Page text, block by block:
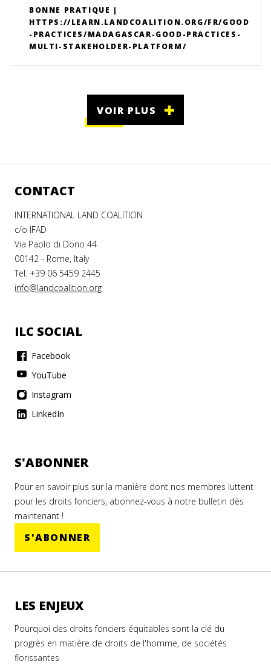
BONNE PRATIQUE |
HTTPS://LEARN.LANDCOALITION.ORG/FR/GOOD
-PRACTICES/MADAGASCAR-GOOD-PRACTICES-
MULTI-STAKEHOLDER-PLATFORM/
VOIR PLUS
CONTACT
INTERNATIONAL LAND COALITION
c/o IFAD
Via Paolo di Dono 44
00142 - Rome, Italy
Tel. +39 06 5459 2445
info@landcoalition.org
ILC SOCIAL
Facebook
YouTube
Instagram
LinkedIn
S'ABONNER
Pour en savoir plus sur la manière dont nos membres luttent
pour les droits fonciers, abonnez-vous à notre bulletin dès
maintenant !
S'ABONNER
LES ENJEUX
Pourquoi des droits fonciers équitables sont la clé du
progrès en matière de droits de l'homme, de sociétés
florissantes